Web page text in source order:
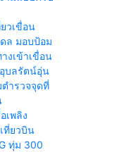
วเขื่อน
ล มอบป้อม
งเข้าเขื่อน
บลรัตน์อุ่น
ำรวจจุดที่
เพลิง
ที่ยวบิน
ทุ่ม 300